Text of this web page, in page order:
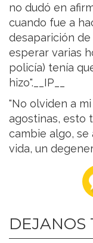
no dudó en
cuando fue a
desaparición
esperar varias
policía) tenía
hizo".__IP__
"No olviden a
agostinas, esto
cambie algo,
vida, un
DEJANOS